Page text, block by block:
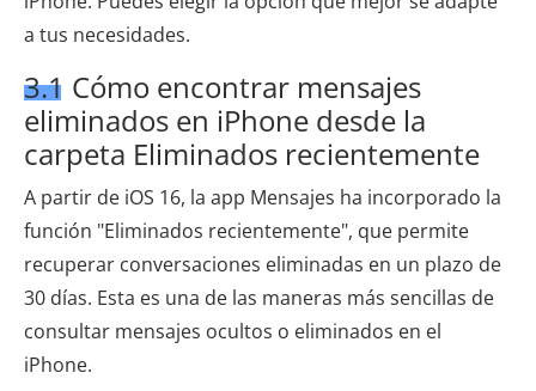
a tus necesidades.
3.1 Cómo encontrar mensajes
eliminados en iPhone desde la
carpeta Eliminados recientemente
A partir de iOS 16, la app Mensajes ha incorporado la
función "Eliminados recientemente", que permite
recuperar conversaciones eliminadas en un plazo de
30 días. Esta es una de las maneras más sencillas de
consultar mensajes ocultos o eliminados en el
iPhone.